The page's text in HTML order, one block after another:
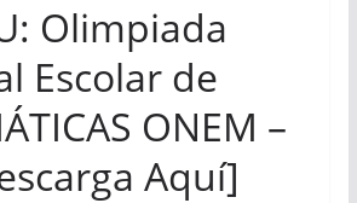
Olimpiada
Escolar de
ONEM –
Aquí]